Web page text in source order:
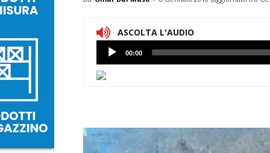
ASCOLTA L'AUDIO
Lettore
Audio
00:00